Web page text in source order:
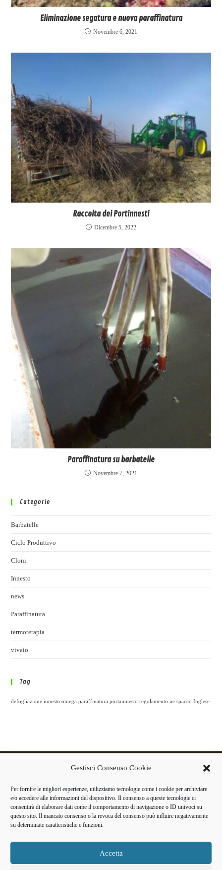
Gestisci Consenso Cookie
Per fornire le migliori esperienze, utilizziamo tecnologie come i cookie per archiviare
e/o accedere alle informazioni del dispositivo. Il consenso a queste tecnologie ci
consentirà di elaborare dati come il comportamento di navigazione o ID univoci su
questo sito. Il mancato consenso o la revoca del consenso può influire negativamente
su determinate caratteristiche e funzioni.
Accetta
Eliminazione segatura e nuova paraffinatura
Novembre 6, 2021
Raccolta dei Portinnesti
Dicembre 5, 2022
Paraffinatura su barbatelle
Novembre 7, 2021
Categorie
Barbatelle
Ciclo Produttivo
Cloni
Innesto
news
Paraffinatura
termoterapia
vivaio
Tag
defogliazione innesto omega paraffinatura portainnesto regolamento ue spacco Inglese
info@porromarcello.it
Tel. 0141 969354 | Fax 0141 969380 | Cell. 347 2789007
Via G. Scotti, 100 | 14050 Motta di Costigliole (AT) (sede operativa)
Via G. Scotti, 96 | 14050 Motta di Costigliole (AT) (sede legale)